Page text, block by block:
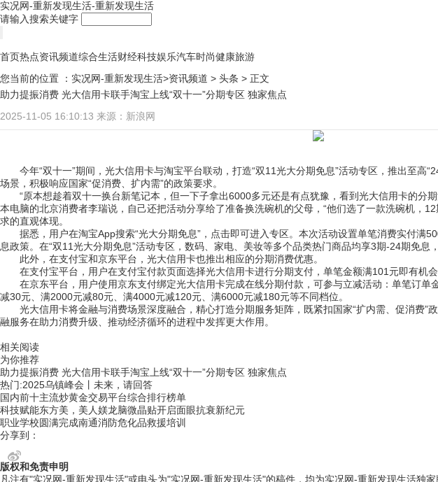
实况网-重新发现生活-重新发现生活
请输入搜索关键字
首页热点资讯频道综合生活财经科技娱乐汽车时尚健康旅游
您当前的位置 ： 实况网-重新发现生活>资讯频道 > 头条 > 正文
助力提振消费 光大信用卡联手淘宝上线“双十一”分期专区 独家焦点
2025-11-05 16:10:13 来源：新浪网
今年“双十一”期间，光大信用卡与淘宝平台联动，打造“双11光大分期免息”活动专区，推出至高
场景，积极响应国家“促消费、扩内需”的政策要求。
“原本想趁着双十一换台新笔记本，但一下子拿出6000多元还是有点犹豫，看到光大信用卡的
本电脑的北京消费者李瑞说，自己还把活动分享给了准备换洗碗机的父母，“他们选了一款洗碗机，
求的直观体现。
据悉，用户在淘宝App搜索“光大分期免息”，点击即可进入专区。本次活动设置单笔消费实付
息政策。在“双11光大分期免息”活动专区，数码、家电、美妆等多个品类热门商品均享3期-24期免息
此外，在支付宝和京东平台，光大信用卡也推出相应的分期消费优惠。
在支付宝平台，用户在支付宝付款页面选择光大信用卡进行分期支付，单笔金额满101元即有机
在京东平台，用户使用京东支付绑定光大信用卡完成在线分期付款，可参与立减活动：单笔订
减30元、满2000元减80元、满4000元减120元、满6000元减180元等不同档位。
光大信用卡将金融与消费场景深度融合，精心打造分期服务矩阵，既紧扣国家“扩内需、促消费
融服务在助力消费升级、推动经济循环的进程中发挥更大作用。
相关阅读
为你推荐
助力提振消费 光大信用卡联手淘宝上线“双十一”分期专区 独家焦点
热门:2025乌镇峰会丨未来，请回答
国内前十主流炒黄金交易平台综合排行榜单
科技赋能东方美，美人媄龙脑微晶贴开启面眼抗衰新纪元
职业学校圆满完成南通消防危化品救援培训
分享到：
版权和免责申明
凡注有"实况网-重新发现生活"或电头为"实况网-重新发现生活"的稿件，均为实况网-重新发现生活